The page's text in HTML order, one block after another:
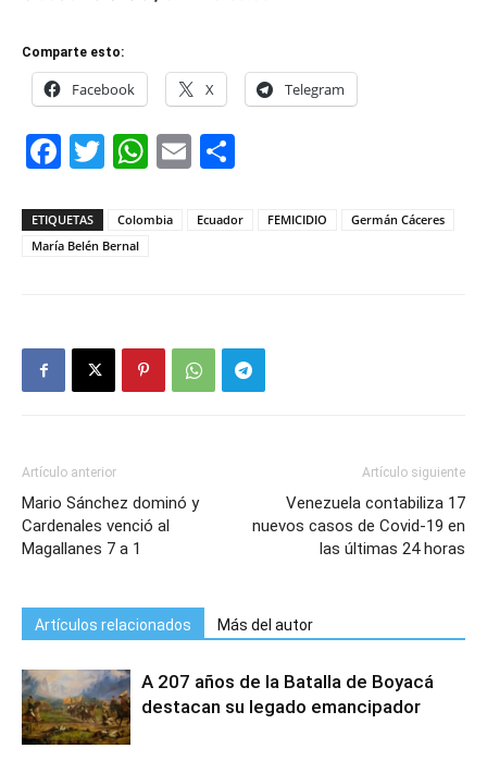
Comparte esto:
Facebook X Telegram
Facebook
Twitter
WhatsApp
Email
ETIQUETAS Colombia Ecuador FEMICIDIO
Germán Cáceres
María Belén Bernal
Artículo anterior
Mario Sánchez dominó y
Cardenales venció al
Magallanes 7 a 1
Artículo siguiente
Venezuela contabiliza 17
nuevos casos de Covid-19 en
las últimas 24 horas
Artículos relacionados Más del autor
A 207 años de la Batalla de Boyacá
destacan su legado emancipador